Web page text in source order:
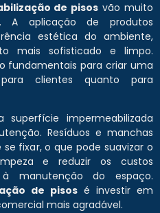
de pisos vão muito
A aplicação de produtos
estética do ambiente,
mais sofisticado e limpo.
fundamentais para criar uma
clientes quanto para
impermeabilizada
Resíduos e manchas
fixar, o que pode suavizar o
e reduzir os custos
à manutenção do espaço.
de pisos é investir em
mais agradável.